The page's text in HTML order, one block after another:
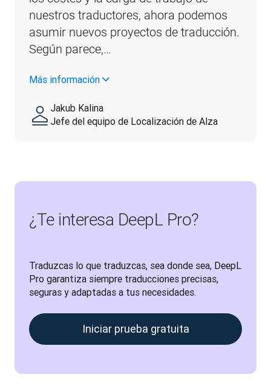
nuestros traductores, ahora podemos
asumir nuevos proyectos de traducción.
Según parece,…
Más información
Jakub Kalina
Jefe del equipo de Localización de Alza
¿Te interesa DeepL Pro?
Traduzcas lo que traduzcas, sea donde sea, DeepL
Pro garantiza siempre traducciones precisas,
seguras y adaptadas a tus necesidades.
Iniciar prueba gratuita